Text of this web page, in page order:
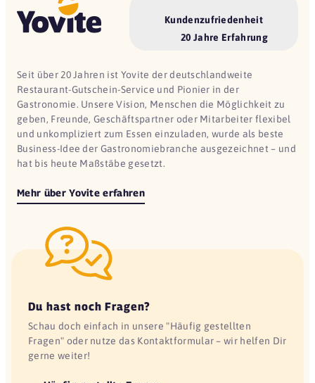
Kundenzufriedenheit
20 Jahre Erfahrung
Seit über 20 Jahren ist Yovite der deutschlandweite
Restaurant-Gutschein-Service und Pionier in der
Gastronomie. Unsere Vision, Menschen die Möglichkeit zu
geben, Freunde, Geschäftspartner oder Mitarbeiter flexibel
und unkompliziert zum Essen einzuladen, wurde als beste
Business-Idee der Gastronomiebranche ausgezeichnet – und
hat bis heute Maßstäbe gesetzt.
Mehr über Yovite erfahren
Du hast noch Fragen?
Schau doch einfach in unsere "Häufig gestellten
Fragen" oder nutze das Kontaktformular – wir helfen Dir
gerne weiter!